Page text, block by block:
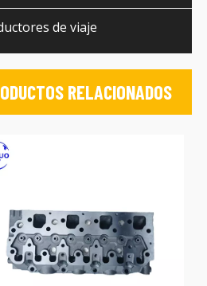
de viaje
RELACIONADOS